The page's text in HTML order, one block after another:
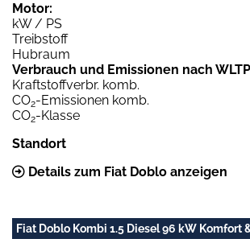
Motor:
kW / PS
Treibstoff
Hubraum
Verbrauch und Emissionen nach
Kraftstoffverbr. komb.
CO2-Emissionen komb.
CO2-Klasse
Standort
Details zum Fiat Doblo anzeigen
Fiat Doblo Kombi 1.5 Diesel 96 kW Komfort